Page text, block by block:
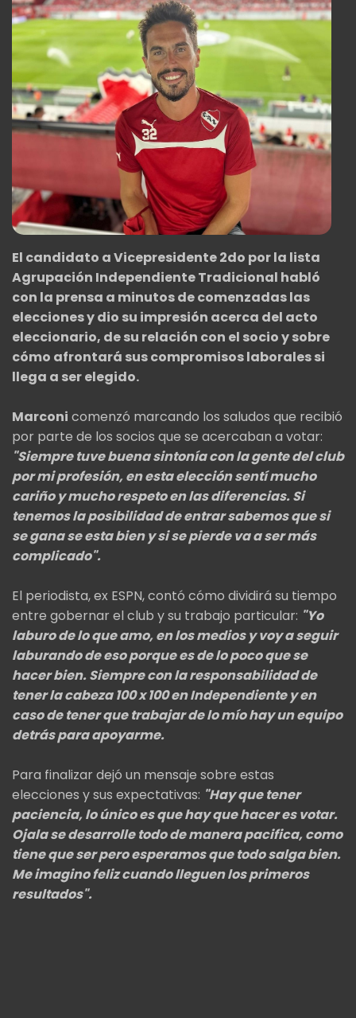
El candidato a Vicepresidente 2do por la lista
Agrupación Independiente Tradicional habló
con la prensa a minutos de comenzadas las
elecciones y dio su impresión acerca del acto
eleccionario, de su relación con el socio y sobre
cómo afrontará sus compromisos laborales si
llega a ser elegido.
Marconi comenzó marcando los saludos que recibió
por parte de los socios que se acercaban a votar:
"Siempre tuve buena sintonía con la gente del club
por mi profesión, en esta elección sentí mucho
cariño y mucho respeto en las diferencias. Si
tenemos la posibilidad de entrar sabemos que si
se gana se esta bien y si se pierde va a ser más
complicado".
El periodista, ex ESPN, contó cómo dividirá su tiempo
entre gobernar el club y su trabajo particular: "Yo
laburo de lo que amo, en los medios y voy a seguir
laburando de eso porque es de lo poco que se
hacer bien. Siempre con la responsabilidad de
tener la cabeza 100 x 100 en Independiente y en
caso de tener que trabajar de lo mío hay un equipo
detrás para apoyarme.
Para finalizar dejó un mensaje sobre estas
elecciones y sus expectativas: "Hay que tener
paciencia, lo único es que hay que hacer es votar.
Ojala se desarrolle todo de manera pacifica, como
tiene que ser pero esperamos que todo salga bien.
Me imagino feliz cuando lleguen los primeros
resultados".